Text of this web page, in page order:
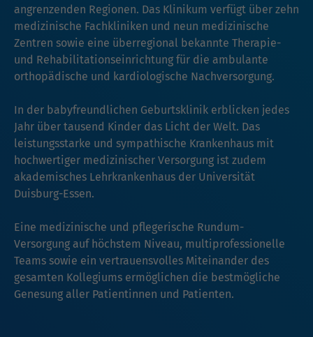
angrenzenden Regionen. Das Klinikum verfügt über zehn
medizinische Fachkliniken und neun medizinische
Zentren sowie eine überregional bekannte Therapie-
und Rehabilitationseinrichtung für die ambulante
orthopädische und kardiologische Nachversorgung.
In der babyfreundlichen Geburtsklinik erblicken jedes
Jahr über tausend Kinder das Licht der Welt. Das
leistungsstarke und sympathische Krankenhaus mit
hochwertiger medizinischer Versorgung ist zudem
akademisches Lehrkrankenhaus der Universität
Duisburg-Essen.
Eine medizinische und pflegerische Rundum-
Versorgung auf höchstem Niveau, multiprofessionelle
Teams sowie ein vertrauensvolles Miteinander des
gesamten Kollegiums ermöglichen die bestmögliche
Genesung aller Patientinnen und Patienten.